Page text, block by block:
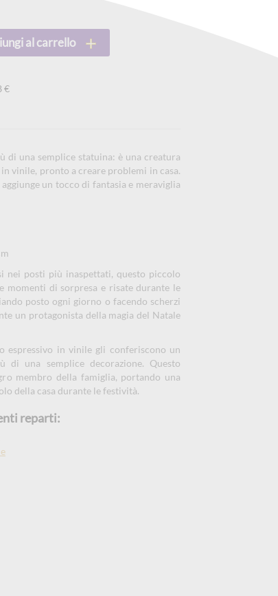
al carrello
€
una semplice statuina: è una creatura
vinile, pronto a creare problemi in casa.
un tocco di fantasia e meraviglia
nei posti più inaspettati, questo piccolo
momenti di sorpresa e risate durante le
posto ogni giorno o facendo scherzi
un protagonista della magia del Natale
espressivo in vinile gli conferiscono un
di una semplice decorazione. Questo
membro della famiglia, portando una
della casa durante le festività.
reparti: